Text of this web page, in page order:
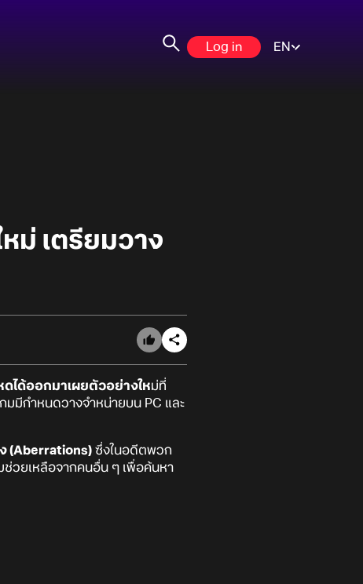
Log in EN
ม่ เตรียมวาง
ได้ออกมาเผยตัวอย่างใหม่ที่
มมีกำหนดวางจำหน่ายบน PC และ
(Aberrations) ซึ่งในอดีตพวก
ช่วยเหลือจากคนอื่น ๆ เพื่อค้นหา